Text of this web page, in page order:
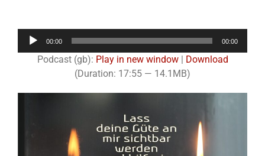
Audio-
00:00 00:00
Podcast (gb): Play in new window|
Download
(Duration: 17:55 — 14.1MB)